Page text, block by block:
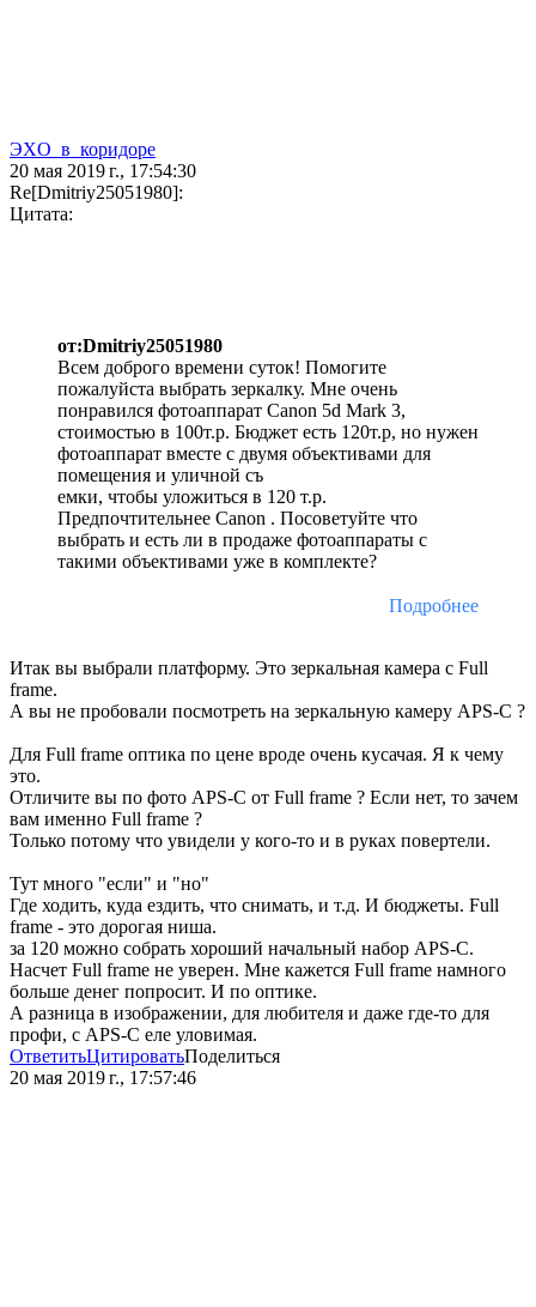
ЭXO_в_коpидоре
20 мая 2019 г., 17:54:30
Re[Dmitriy25051980]:
Цитата:
от:Dmitriy25051980
Всем доброго времени суток! Помогите
пожалуйста выбрать зеркалку. Мне очень
понравился фотоаппарат Canon 5d Mark 3,
стоимостью в 100т.р. Бюджет есть 120т.р, но нужен
фотоаппарат вместе с двумя объективами для
помещения и уличной съ
емки, чтобы уложиться в 120 т.р.
Предпочтительнее Canon . Посоветуйте что
выбрать и есть ли в продаже фотоаппараты с
такими объективами уже в комплекте?
Подробнее
Итак вы выбрали платформу. Это зеркальная камера с Full
frame.
А вы не пробовали посмотреть на зеркальную камеру APS-C ?
Для Full frame оптика по цене вроде очень кусачая. Я к чему
это.
Отличите вы по фото APS-C от Full frame ? Если нет, то зачем
вам именно Full frame ?
Только потому что увидели у кого-то и в руках повертели.
Тут много "если" и "но"
Где ходить, куда ездить, что снимать, и т.д. И бюджеты. Full
frame - это дорогая ниша.
за 120 можно собрать хороший начальный набор APS-C.
Насчет Full frame не уверен. Мне кажется Full frame намного
больше денег попросит. И по оптике.
А разница в изображении, для любителя и даже где-то для
профи, с APS-C еле уловимая.
ОтветитьЦитироватьПоделиться
20 мая 2019 г., 17:57:46